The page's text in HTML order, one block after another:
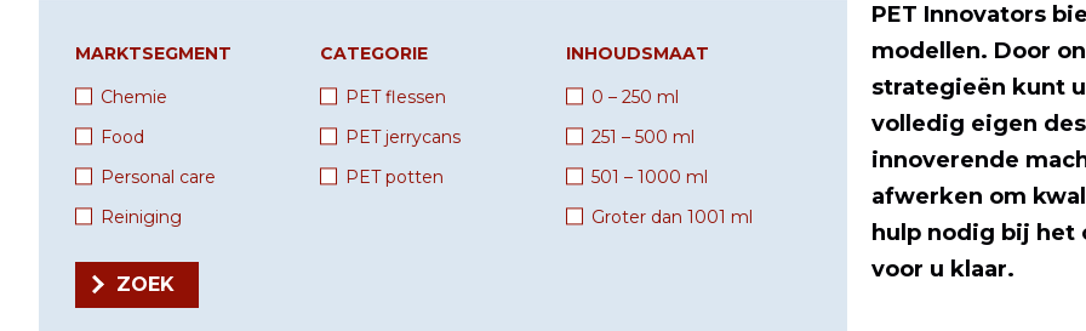
MARKTSEGMENT
Chemie
Food
Personal care
Reiniging
CATEGORIE
PET flessen
PET jerrycans
PET potten
INHOUDSMAAT
0 – 250 ml
251 – 500 ml
501 – 1000 ml
Groter dan 1001 ml
PET Innovators
modellen. Door
strategieën kunt
volledig eigen
innoverende
afwerken om
hulp nodig bij het
voor u klaar.